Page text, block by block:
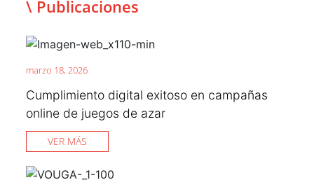
\ Publicaciones
marzo 18, 2026
Cumplimiento digital exitoso en campañas
online de juegos de azar
VER MÁS